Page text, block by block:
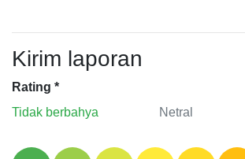
Kirim laporan
Rating *
Tidak berbahya
Netral